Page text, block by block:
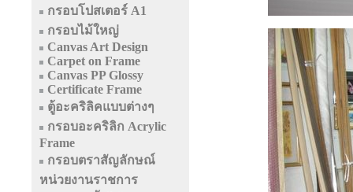
กรอบโปสเตอร์ A1
กรอบไม้ใหญ่
Canvas Art Design
Carpet on Frame
Canvas PP Glossy
Certificate Frame
ตู้อะคริลิคแบบต่างๆ
กรอบอะคริลิก Acrylic
Frame
กรอบตราสัญลักษณ์
หน่วยงานราชการ